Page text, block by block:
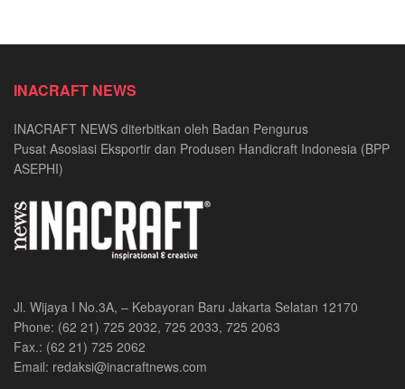
INACRAFT NEWS
INACRAFT NEWS diterbitkan oleh Badan Pengurus
Pusat Asosiasi Eksportir dan Produsen Handicraft Indonesia (BPP
ASEPHI)
Jl. Wijaya I No.3A, – Kebayoran Baru Jakarta Selatan 12170
Phone: (62 21) 725 2032, 725 2033, 725 2063
Fax.: (62 21) 725 2062
Email: redaksi@inacraftnews.com